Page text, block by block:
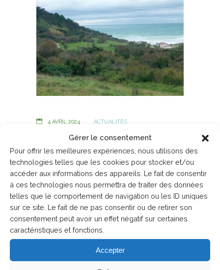
Gérer le consentement
Pour offrir les meilleures expériences, nous utilisons des
technologies telles que les cookies pour stocker et/ou
accéder aux informations des appareils. Le fait de consentir
à ces technologies nous permettra de traiter des données
telles que le comportement de navigation ou les ID uniques
sur ce site. Le fait de ne pas consentir ou de retirer son
consentement peut avoir un effet négatif sur certaines
caractéristiques et fonctions.
Accepter
4 AVRIL 2024 ACTUALITÉS
Changement
climatique et
résilience des
territoires
Le réchauffement climatique,
c’est un sujet qui nous concerne
tous. Il a déjà des effets concrets
sur notre environnement, et il va